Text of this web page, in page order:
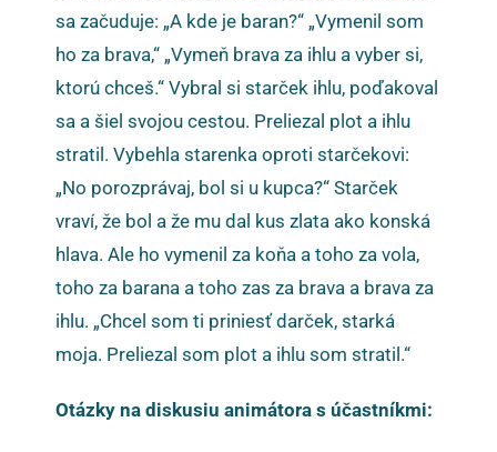
sa začuduje: „A kde je baran?“ „Vymenil som
ho za brava,“ „Vymeň brava za ihlu a vyber si,
ktorú chceš.“ Vybral si starček ihlu, poďakoval
sa a šiel svojou cestou. Preliezal plot a ihlu
stratil. Vybehla starenka oproti starčekovi:
„No porozprávaj, bol si u kupca?“ Starček
vraví, že bol a že mu dal kus zlata ako konská
hlava. Ale ho vymenil za koňa a toho za vola,
toho za barana a toho zas za brava a brava za
ihlu. „Chcel som ti priniesť darček, starká
moja. Preliezal som plot a ihlu som stratil.“
Otázky na diskusiu animátora s účastníkmi: